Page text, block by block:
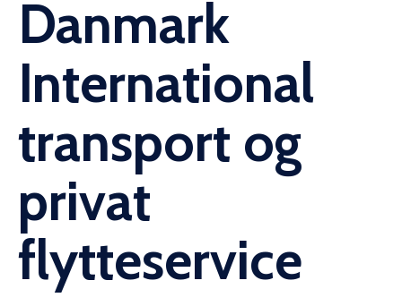
Danmark
International
transport og
privat
flytteservice